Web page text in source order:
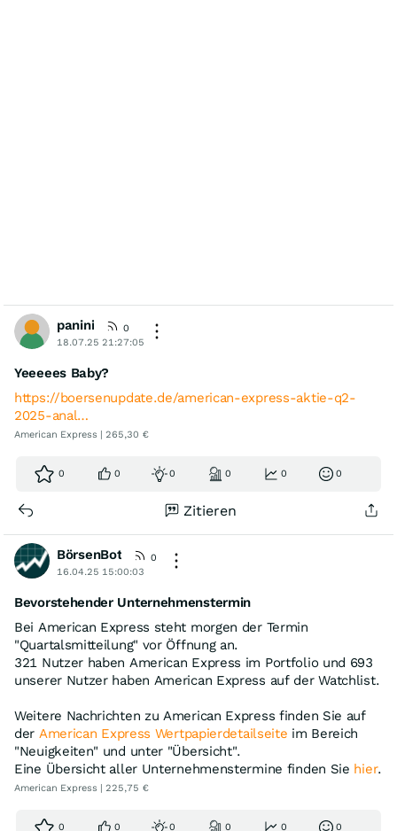
panini
0
18.07.25 21:27:05
Yeeeees Baby?
https://boersenupdate.de/american-express-aktie-q2-
2025-anal…
American Express | 265,30 €
0 0 0 0 0 0
Zitieren
BörsenBot
0
16.04.25 15:00:03
Bevorstehender Unternehmenstermin
Bei American Express steht morgen der Termin
"Quartalsmitteilung" vor Öffnung an.
321 Nutzer haben American Express im Portfolio und 693
unserer Nutzer haben American Express auf der Watchlist.
Weitere Nachrichten zu American Express finden Sie auf
der American Express Wertpapierdetailseite im Bereich
"Neuigkeiten" und unter "Übersicht".
Eine Übersicht aller Unternehmenstermine finden Sie hier.
American Express | 225,75 €
0 0 0 0 0 0